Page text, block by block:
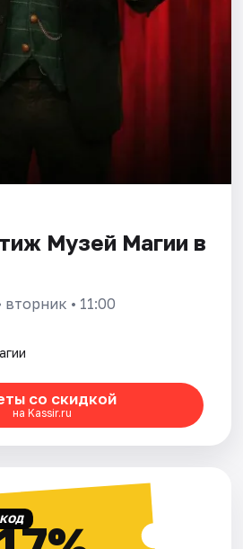
Музей Магии в
вторник • 11:00
со скидкой
на Kassir.ru